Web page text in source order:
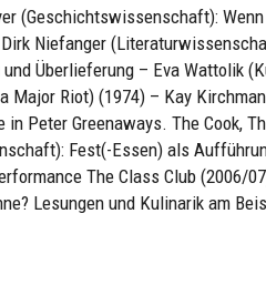
(Geschichtswissenschaft):
Niefanger
Überlieferung – Eva Wattolik
Major Riot) (1974) – Kay
in Peter Greenaways. The Cook,
Fest(-Essen) als
The Class Club (2006/
Lesungen und Kulinarik am